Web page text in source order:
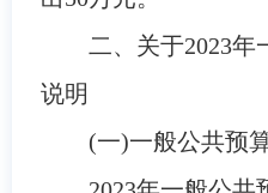
二、关于2023年
说明
(一)一般公共预